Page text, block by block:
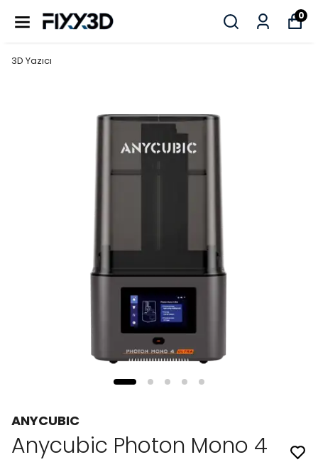
0
3D Yazıcı
ANYCUBIC
Anycubic Photon Mono 4